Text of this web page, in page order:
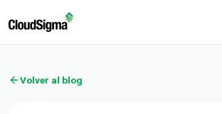
Volver al blog